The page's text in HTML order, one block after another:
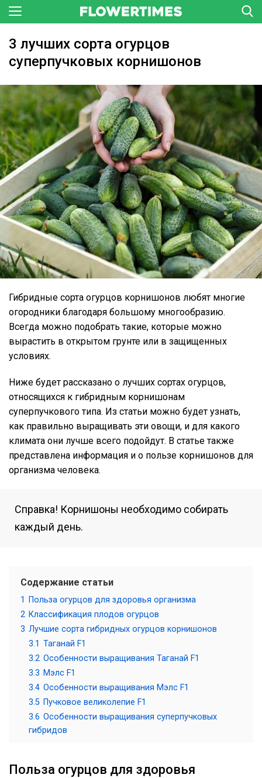
3 лучших сорта огурцов
суперпучковых корнишонов
Гибридные сорта огурцов корнишонов любят многие
огородники благодаря большому многообразию.
Всегда можно подобрать такие, которые можно
вырастить в открытом грунте или в защищенных
условиях.
Ниже будет рассказано о лучших сортах огурцов,
относящихся к гибридным корнишонам
суперпучкового типа. Из статьи можно будет узнать,
как правильно выращивать эти овощи, и для какого
климата они лучше всего подойдут. В статье также
представлена информация и о пользе корнишонов для
организма человека.
Справка! Корнишоны необходимо собирать
каждый день.
Содержание статьи
1
Польза огурцов для здоровья организма
2 Классификация плодов огурцов
3 Лучшие сорта гибридных огурцов корнишонов
3.1 Таганай F1
3.2 Особенности выращивания Таганай F1
3.3 Мэлс F1
3.4 Особенности выращивания Мэлс F1
3.5 Пучковое великолепие F1
3.6 Особенности выращивания суперпучковых
гибридов
Польза огурцов для здоровья